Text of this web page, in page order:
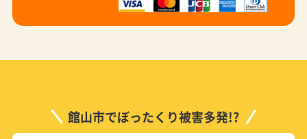
館山市でぼったくり被害多発!?